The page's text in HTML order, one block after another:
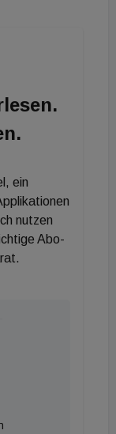
Kindern
für
freuen uns,
zu
ein
nutzen
Abo-